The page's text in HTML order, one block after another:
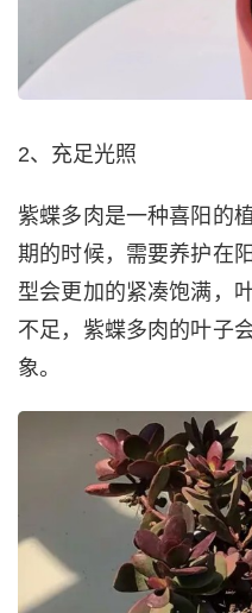
2、充足光照
紫蝶多肉是一种喜阳的
期的时候，需要养护在
型会更加的紧凑饱满，
不足，紫蝶多肉的叶子
象。